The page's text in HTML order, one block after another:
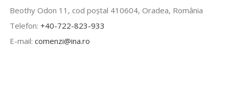
Beothy Odon 11, cod poștal 410604, Oradea, România
Telefon: +40-722-823-933
E-mail: comenzi@ina.ro